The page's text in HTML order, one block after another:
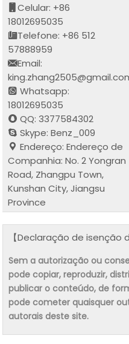
Celular: +86
18012695035
Telefone: +86 512
57888959
Email:
Whatsapp:
18012695035
QQ: 3377584302
Skype: Benz_009
Endereço: Endereço de
Companhia: No. 2 Yongran
Road, Zhangpu Town,
Kunshan City, Jiangsu
Province
【Declaração de isenção
Sem a autorização ou
pode copiar, reproduzir,
publicar o conteúdo, de
pode cometer quaisquer
autorais deste site.